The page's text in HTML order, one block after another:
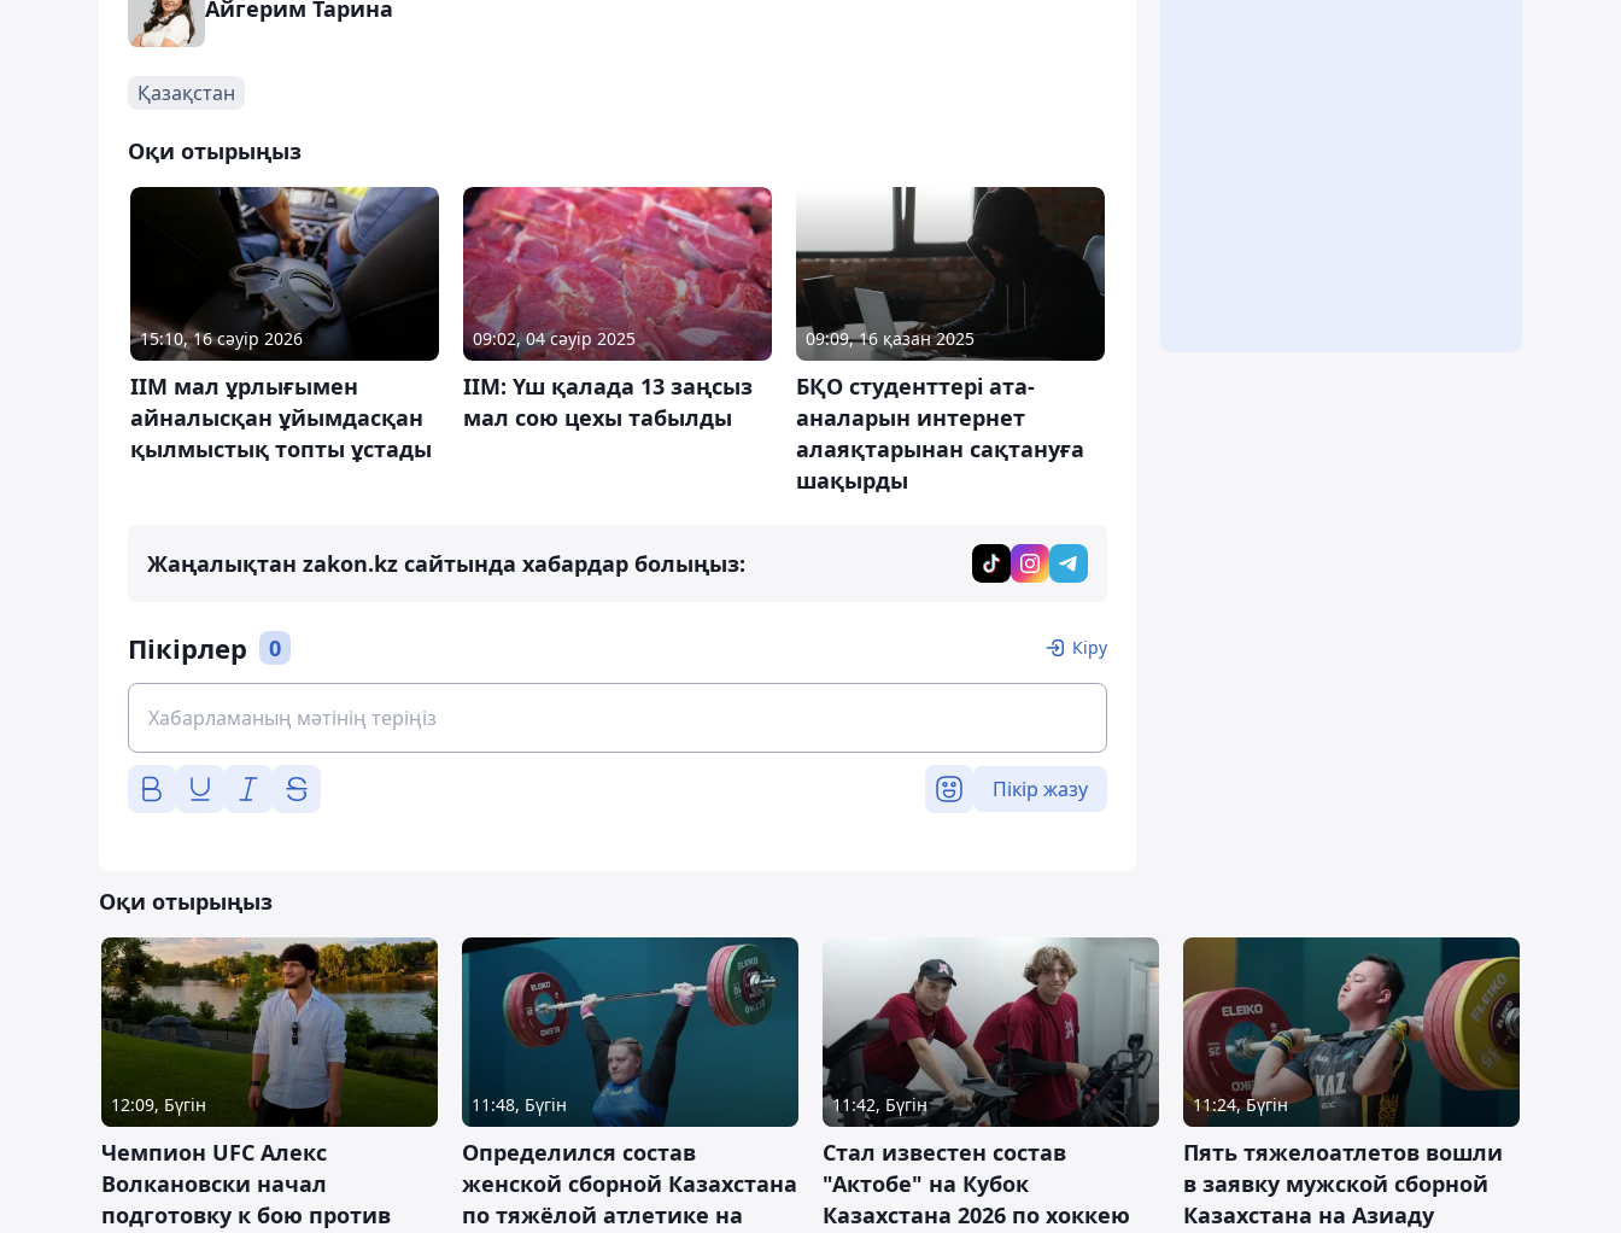
Айгерим Тарина
Қазақстан
Оқи отырыңыз
15:10, 16 сәуір 2026
ІІМ мал ұрлығымен
айналысқан ұйымдасқан
қылмыстық топты ұстады
09:02, 04 сәуір 2025
ІІМ: Үш қалада 13 заңсыз
мал сою цехы табылды
09:09, 16 қазан 2025
БҚО студенттері ата-
аналарын интернет
алаяқтарынан сақтануға
шақырды
Жаңалықтан zakon.kz сайтында хабардар болыңыз:
Пікірлер 0 Кіру
Пікір жазу
Оқи отырыңыз
12:09, Бүгін
Чемпион UFC Алекс
Волкановски начал
подготовку к бою против
11:48, Бүгін
Определился состав
женской сборной Казахстана
по тяжёлой атлетике на
11:42, Бүгін
Стал известен состав
"Актобе" на Кубок
Казахстана 2026 по хоккею
11:24, Бүгін
Пять тяжелоатлетов вошли
в заявку мужской сборной
Казахстана на Азиаду